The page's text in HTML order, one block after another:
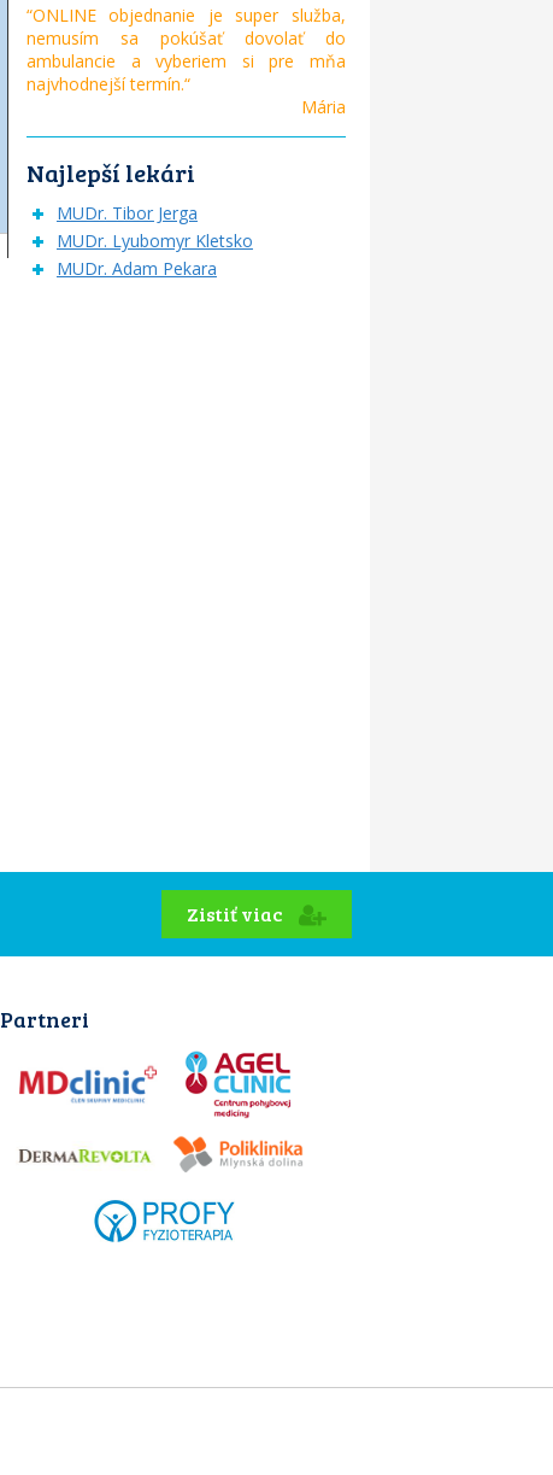
“ONLINE objednanie je super služba,
nemusím sa pokúšať dovolať do
ambulancie a vyberiem si pre mňa
najvhodnejší termín.“
Mária
Najlepší lekári
MUDr. Tibor Jerga
MUDr. Lyubomyr Kletsko
MUDr. Adam Pekara
Zistiť viac
Partneri